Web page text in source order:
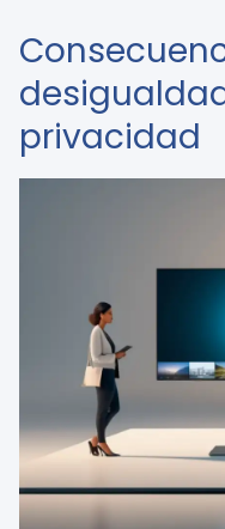
privacidad